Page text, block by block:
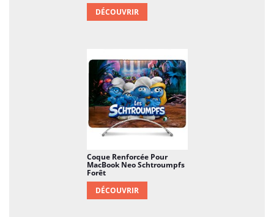
DÉCOUVRIR
Coque Renforcée Pour
MacBook Neo Schtroumpfs
Forêt
DÉCOUVRIR